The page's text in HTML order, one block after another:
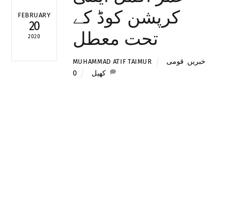
FEBRUARY
20
2020
کرپشن کوڈ کے
تحت معطل
MUHAMMAD ATIF TAIMUR خبریں قومی
کھیل
0